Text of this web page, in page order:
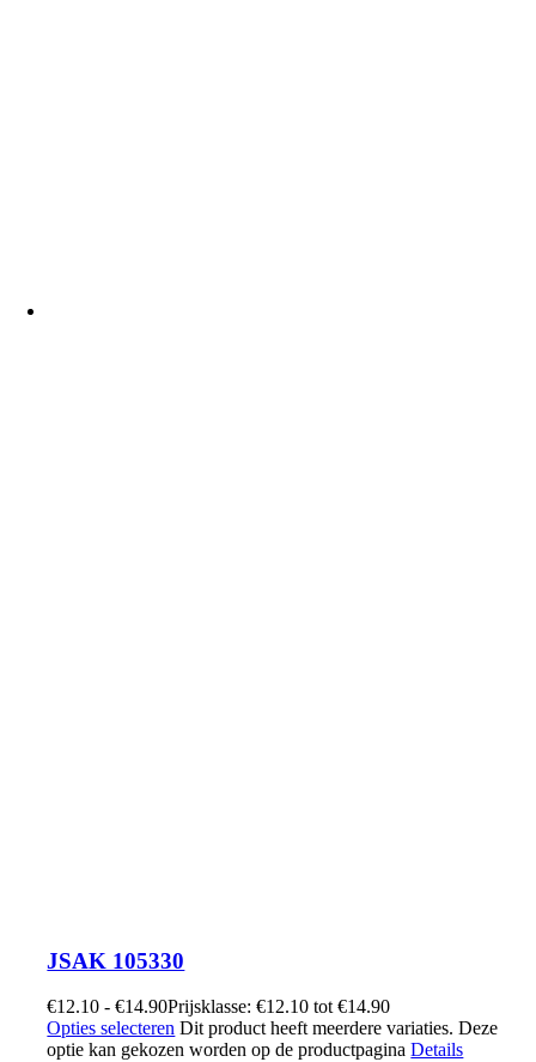
JSAK 105330
€12.10 - €14.90Prijsklasse: €12.10 tot €14.90
Opties selecteren Dit product heeft meerdere variaties. Deze
optie kan gekozen worden op de productpaginaDetails